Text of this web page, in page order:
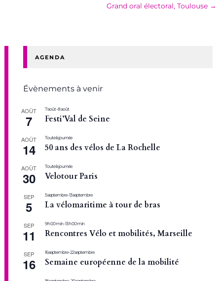
Grand oral électoral, Toulouse →
AGENDA
Évènements à venir
AOÛT
7
7 août-8 août
Festi’Val de Seine
AOÛT
14
Toute la journée
50 ans des vélos de La Rochelle
AOÛT
30
Toute la journée
Velotour Paris
SEP
5
5 septembre-13 septembre
La vélomaritime à tour de bras
SEP
11
9 h 00 min-13 h 00 min
Rencontres Vélo et mobilités, Marseille
SEP
16
16 septembre-22 septembre
Semaine européenne de la mobilité